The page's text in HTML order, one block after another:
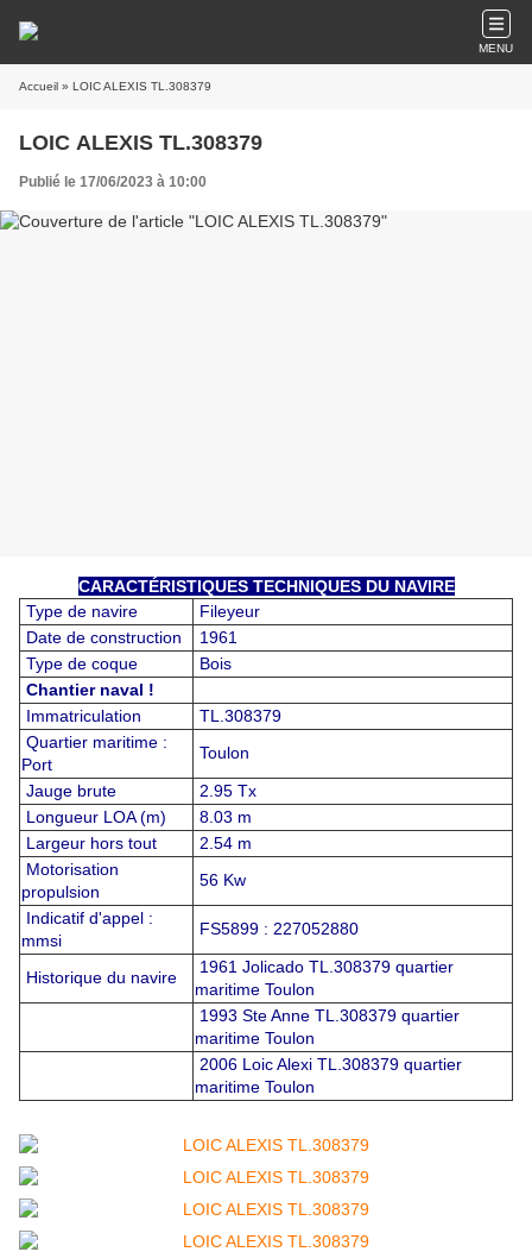
MENU
Accueil » LOIC ALEXIS TL.308379
LOIC ALEXIS TL.308379
Publié le 17/06/2023 à 10:00
CARACTÉRISTIQUES TECHNIQUES DU NAVIRE
Type de navire
Fileyeur
Date de construction
1961
Type de coque
Bois
Chantier naval !
Immatriculation
TL.308379
Quartier maritime :
Port
Toulon
Jauge brute
2.95 Tx
Longueur LOA (m)
8.03 m
Largeur hors tout
2.54 m
Motorisation
propulsion
56 Kw
Indicatif d'appel :
mmsi
FS5899 : 227052880
Historique du navire
1961 Jolicado TL.308379 quartier
maritime Toulon
1993 Ste Anne TL.308379 quartier
maritime Toulon
2006 Loic Alexi TL.308379 quartier
maritime Toulon